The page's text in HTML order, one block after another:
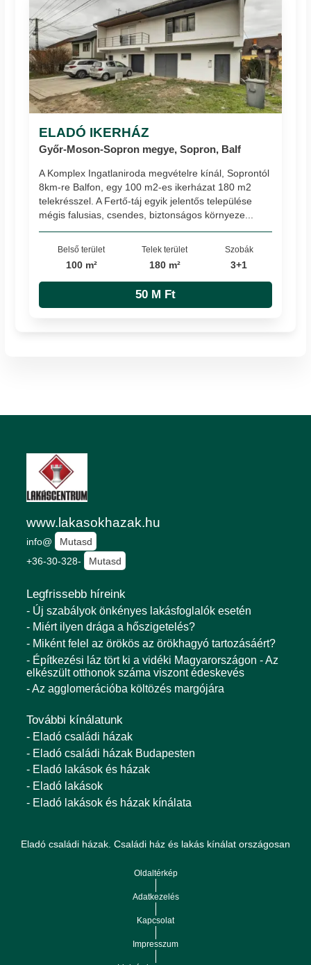
ELADÓ IKERHÁZ
Győr-Moson-Sopron megye, Sopron, Balf
A Komplex Ingatlaniroda megvételre kínál, Soprontól
8km-re Balfon, egy 100 m2-es ikerházat 180 m2
telekrésszel. A Fertő-táj egyik jelentős települése
mégis falusias, csendes, biztonságos környeze...
Belső terület
100 m²
Telek terület
180 m²
Szobák
3+1
50 M Ft
www.lakasokhazak.hu
info@
Mutasd
+36-30-328-
Mutasd
Legfrissebb híreink
- Új szabályok önkényes lakásfoglalók esetén
- Miért ilyen drága a hőszigetelés?
- Miként felel az örökös az örökhagyó tartozásáért?
- Építkezési láz tört ki a vidéki Magyarországon - Az
elkészült otthonok száma viszont édeskevés
- Az agglomerációba költözés margójára
További kínálatunk
- Eladó családi házak
- Eladó családi házak Budapesten
- Eladó lakások és házak
- Eladó lakások
- Eladó lakások és házak kínálata
Eladó családi házak. Családi ház és lakás kínálat országosan
Oldaltérkép
Adatkezelés
Kapcsolat
Impresszum